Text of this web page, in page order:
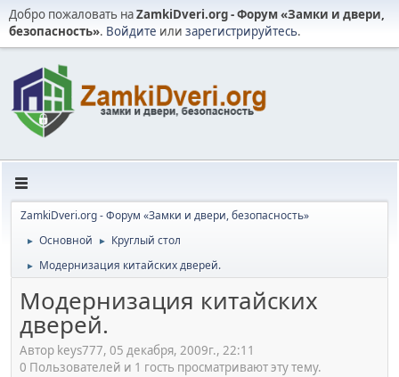
Добро пожаловать наZamkiDveri.org - Форум «Замки и двери,
безопасность». Войдите или зарегистрируйтесь.
ZamkiDveri.org - Форум «Замки и двери, безопасность»
► Основной ► Круглый стол
► Модернизация китайских дверей.
Модернизация китайских
дверей.
Автор keys777, 05 декабря, 2009г., 22:11
0 Пользователей и 1 гость просматривают эту тему.